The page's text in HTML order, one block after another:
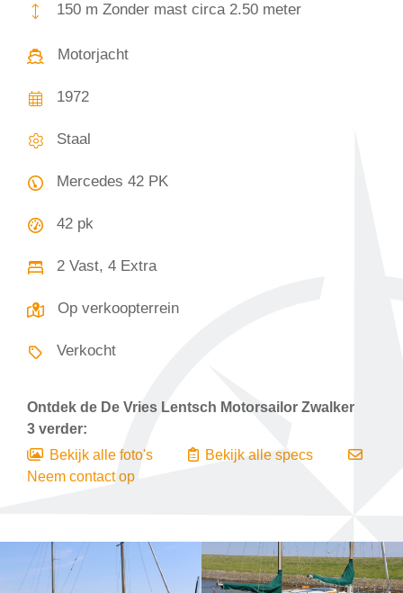
150 m Zonder mast circa 2.50 meter
Motorjacht
1972
Staal
Mercedes 42 PK
42 pk
2 Vast, 4 Extra
Op verkoopterrein
Verkocht
Ontdek de De Vries Lentsch Motorsailor Zwalker
3 verder:
Bekijk alle foto's
Bekijk alle specs
Neem contact op